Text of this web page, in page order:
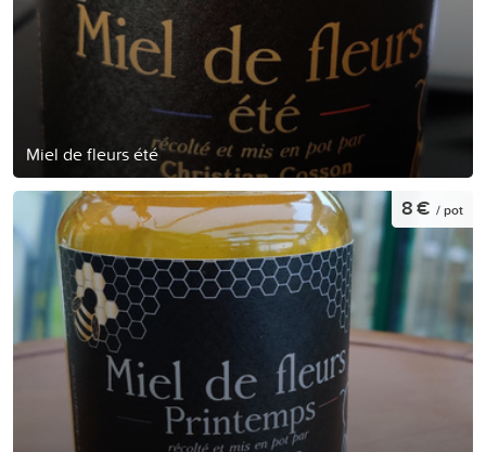
Miel de fleurs été
8 € / pot